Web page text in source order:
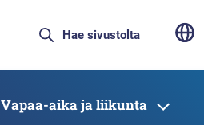
Vapaa-aika ja liikunta